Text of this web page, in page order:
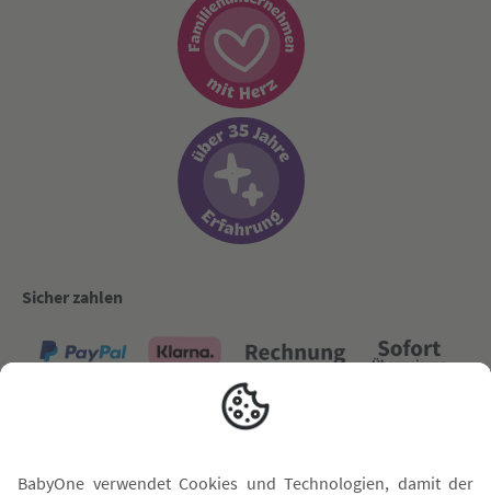
Sicher zahlen
Versand mit